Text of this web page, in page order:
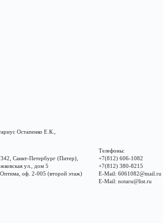
Остапенко Е.К.,
Санкт-Петербург (Питер),
ул., дом 5
оф. 2-005 (второй этаж)
Телефоны:
+7(812) 606-1082
+7(812) 380-8215
E-Mail: 6061082@mail.ru
E-Mail: notaru@list.ru